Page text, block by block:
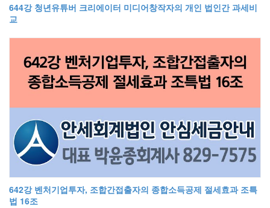
644강 청년유튜버 크리에이터 미디어창작자의 개인 법인간 과세비
교
642강 벤처기업투자, 조합간접출자의 종합소득공제 절세효과 조특
법 16조